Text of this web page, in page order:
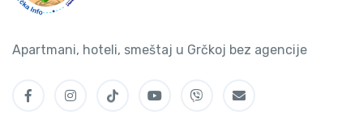
Apartmani, hoteli, smeštaj u Grčkoj bez agencije